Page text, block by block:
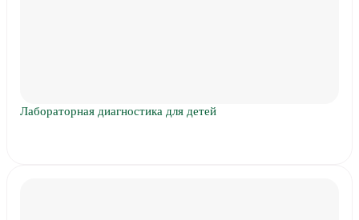
Лабораторная диагностика для детей